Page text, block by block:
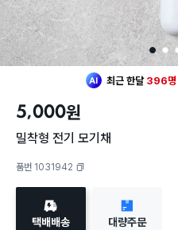
1 2
최근 한달 396명
5,000원
밀착형 전기 모기채
품번 1031942
택배배송 대량주문